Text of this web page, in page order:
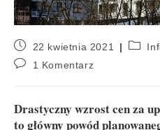
22 kwietnia 2021
1 Komentarz
Drastyczny wzrost cen za
to główny powód